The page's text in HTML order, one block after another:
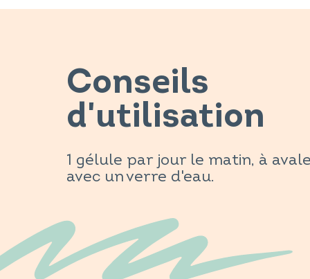
Conseils
d'utilisation
1 gélule par jour le matin, à
avec un verre d'eau.